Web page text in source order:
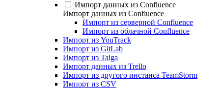
Импорт данных из Confluence
Импорт данных из Confluence
Импорт из серверной Confluence
Импорт из облачной Confluence
Импорт из YouTrack
Импорт из GitLab
Импорт из Taiga
Импорт данных из Trello
Импорт из другого инстанса TeamStorm
Импорт из CSV